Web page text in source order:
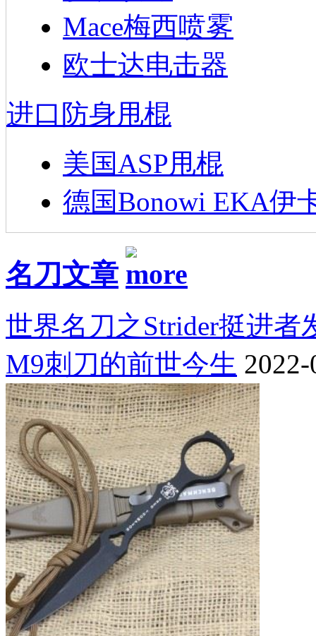
Mace梅西喷雾
欧士达电击器
进口防身甩棍
美国ASP甩棍
德国Bonowi EKA伊
名刀文章
世界名刀之Strider挺进者
M9刺刀的前世今生